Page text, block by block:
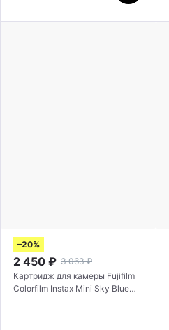
–20%
2 450 ₽ 3 063 ₽
Картридж для камеры Fujifilm
Colorfilm Instax Mini Sky Blue